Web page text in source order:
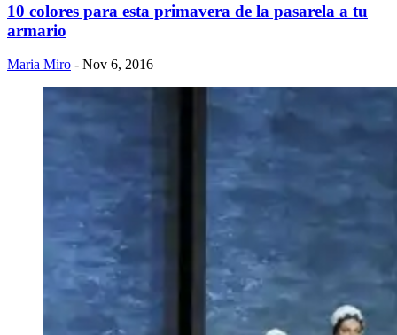
10 colores para esta primavera de la pasarela a tu
armario
Maria Miro - Nov 6, 2016